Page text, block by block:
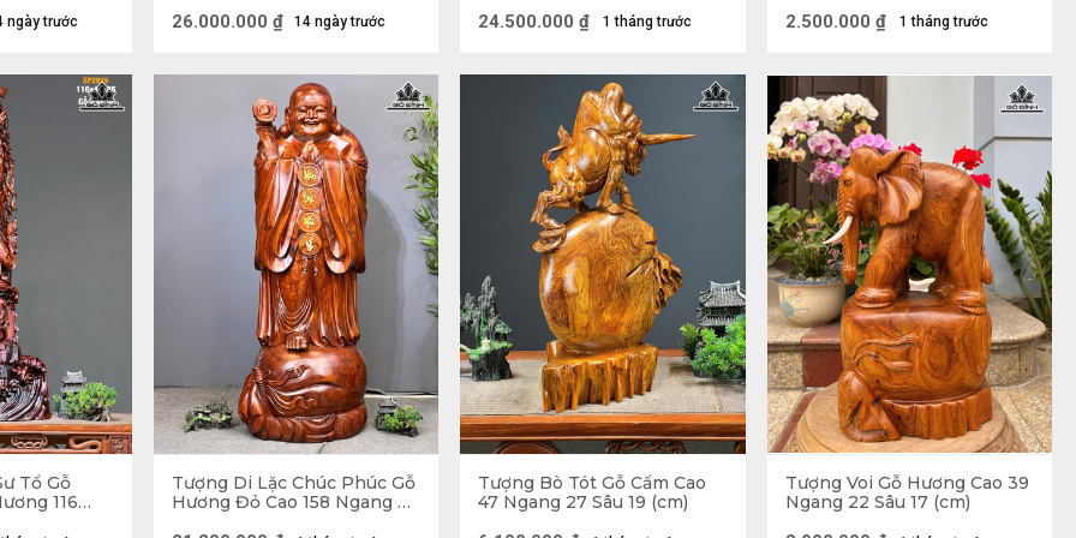
ngày trước
Ngang 48 Sâu 25 (cm)
14 ngày trước
26.000.000 ₫ 1 tháng trước
24.500.000 ₫ 1 tháng trước
2.500.000 ₫
Tổ Gỗ
116
Tượng Di Lặc Chúc Phúc Gỗ
Hương Đỏ Cao 158 Ngang 63
Tượng Bò Tót Gỗ Cẩm Cao
47 Ngang 27 Sâu 19 (cm)
Tượng Voi Gỗ Hương Cao 39
Ngang 22 Sâu 17 (cm)